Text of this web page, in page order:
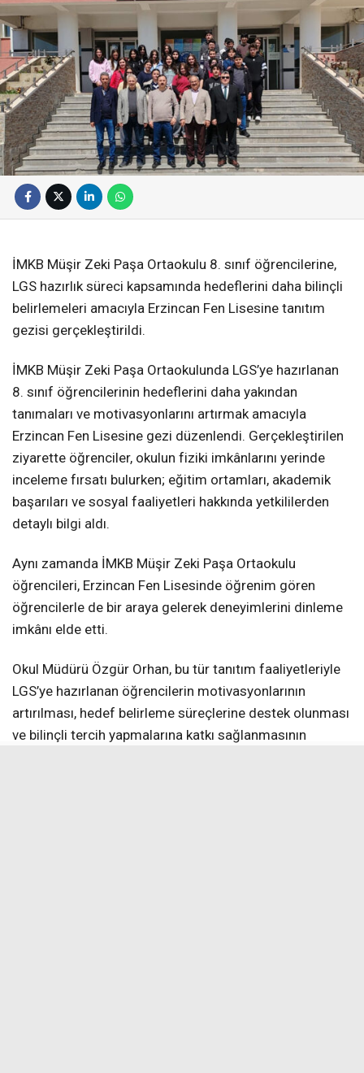
İMKB Müşir Zeki Paşa Ortaokulu 8. sınıf öğrencilerine,
LGS hazırlık süreci kapsamında hedeflerini daha bilinçli
belirlemeleri amacıyla Erzincan Fen Lisesine tanıtım
gezisi gerçekleştirildi.
İMKB Müşir Zeki Paşa Ortaokulunda LGS’ye hazırlanan
8. sınıf öğrencilerinin hedeflerini daha yakından
tanımaları ve motivasyonlarını artırmak amacıyla
Erzincan Fen Lisesine gezi düzenlendi. Gerçekleştirilen
ziyarette öğrenciler, okulun fiziki imkânlarını yerinde
inceleme fırsatı bulurken; eğitim ortamları, akademik
başarıları ve sosyal faaliyetleri hakkında yetkililerden
detaylı bilgi aldı.
Aynı zamanda İMKB Müşir Zeki Paşa Ortaokulu
öğrencileri, Erzincan Fen Lisesinde öğrenim gören
öğrencilerle de bir araya gelerek deneyimlerini dinleme
imkânı elde etti.
Okul Müdürü Özgür Orhan, bu tür tanıtım faaliyetleriyle
LGS’ye hazırlanan öğrencilerin motivasyonlarının
artırılması, hedef belirleme süreçlerine destek olunması
ve bilinçli tercih yapmalarına katkı sağlanmasının